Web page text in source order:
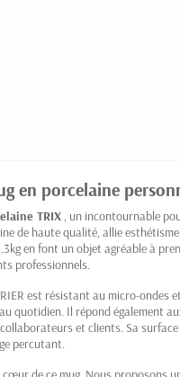
en porcelaine
TRIX , un incontournable
de haute qualité, allie
en font un objet agréable à
professionnels.
est résistant au micro-ondes
quotidien. Il répond également
et clients. Sa
percutant.